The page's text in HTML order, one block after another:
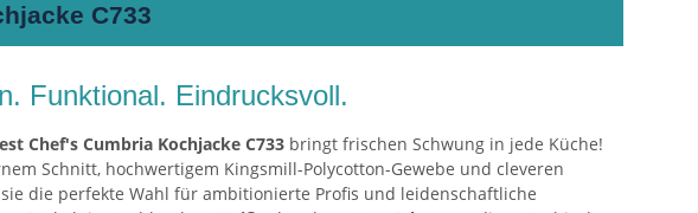
C733
Funktional. Eindrucksvoll.
Chef's Cumbria Kochjacke C733 bringt frischen Schwung in jede Küche!
Schnitt, hochwertigem Kingsmill-Polycotton-Gewebe und cleveren
die perfekte Wahl für ambitionierte Profis und leidenschaftliche